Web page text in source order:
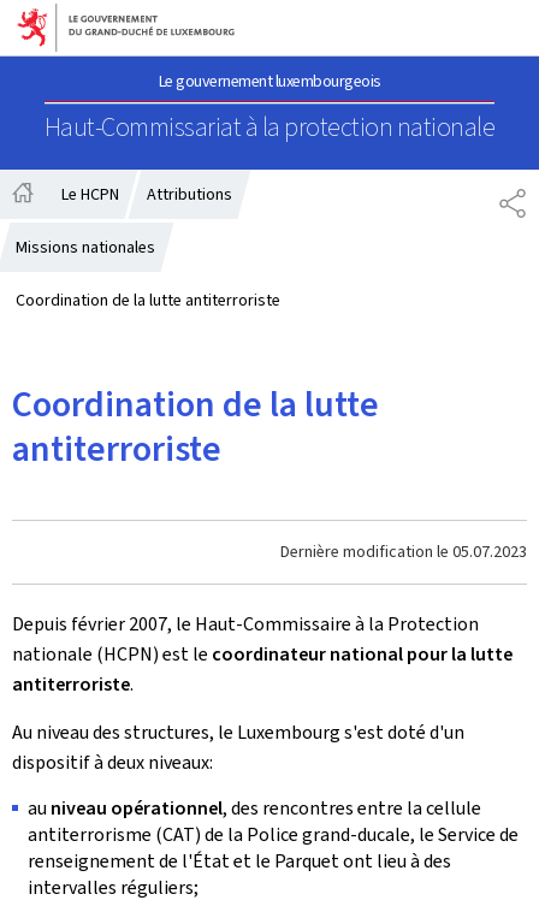
Aller au menu principal
Aller au contenu
Le gouvernement luxembourgeois
Haut-Commissariat à la protection nationale
Le HCPN Attributions
Missions nationales
Coordination de la lutte antiterroriste
Coordination de la lutte
antiterroriste
Dernière modification le 05.07.2023
Depuis février 2007, le Haut-Commissaire à la Protection
nationale (HCPN) est le coordinateur national pour la lutte
antiterroriste.
Au niveau des structures, le Luxembourg s'est doté d'un
dispositif à deux niveaux:
au niveau opérationnel, des rencontres entre la cellule
antiterrorisme (CAT) de la Police grand-ducale, le Service de
renseignement de l'État et le Parquet ont lieu à des
intervalles réguliers;